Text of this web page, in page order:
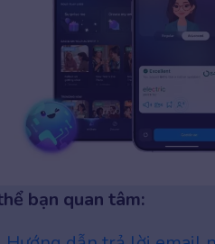
bạn quan tâm: